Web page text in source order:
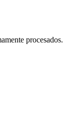
procesados.